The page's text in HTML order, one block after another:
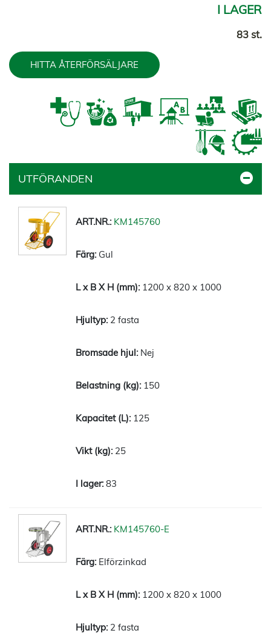
I LAGER
83 st.
HITTA ÅTERFÖRSÄLJARE
UTFÖRANDEN
KM145760
Gul
1200 x 820 x 1000
2 fasta
Nej
150
125
25
83
KM145760-E
Elförzinkad
1200 x 820 x 1000
2 fasta